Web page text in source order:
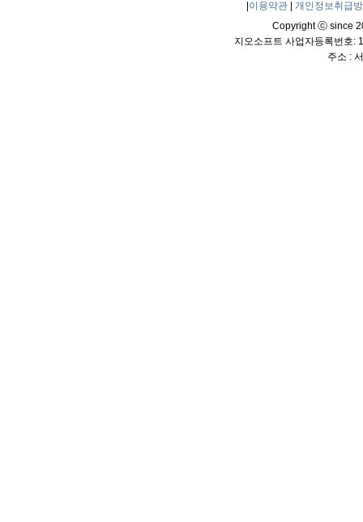
이용약관
개인정보취급
Copyright ⓒ since
지오소프트 사업자등록번호:
주소 :